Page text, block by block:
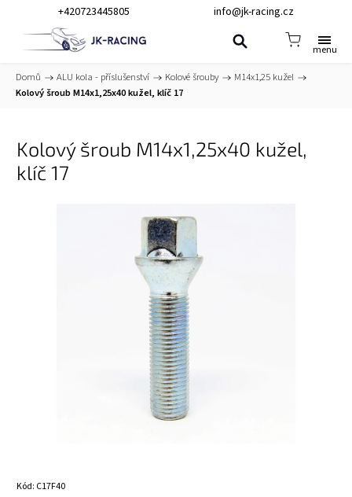
+420723445805 info@jk-racing.cz
Domů / ALU kola - příslušenství / Kolové šrouby / M14x1,25 kužel /
Kolový šroub M14x1,25x40 kužel, klíč 17
Kolový šroub M14x1,25x40 kužel,
klíč 17
Kód: C17F40